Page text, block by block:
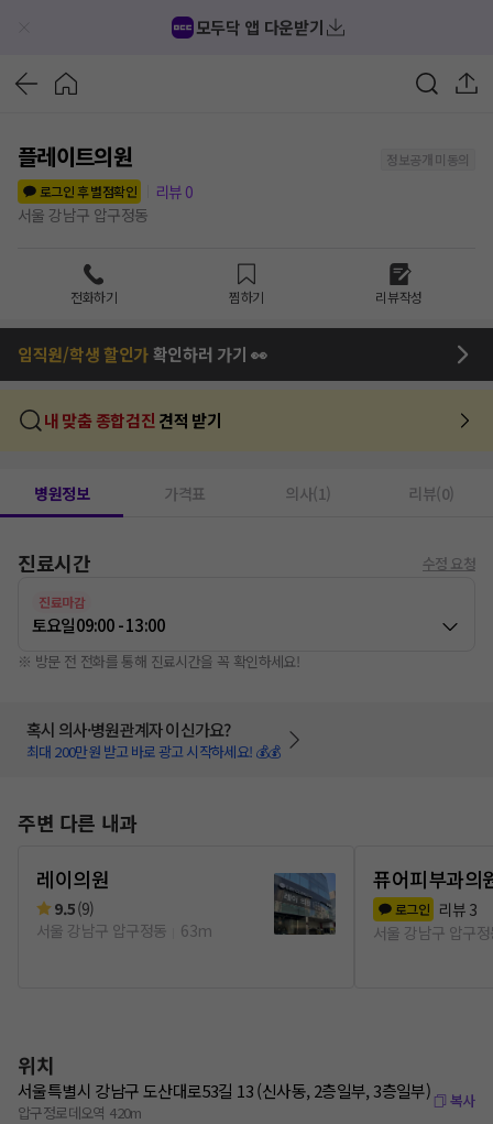
모두닥 앱 다운받기
플레이트의원
정보공개 미동의
로그인 후 별점확인
리뷰 0
서울 강남구 압구정동
전화하기 찜하기 리뷰작성
임직원/학생 할인가확인하러 가기 👀
내 맞춤 종합검진 견적 받기
병원정보 가격표 의사(1) 리뷰(0)
진료시간 수정 요청
진료마감
토요일09:00 - 13:00
※ 방문 전 전화를 통해 진료시간을 꼭 확인하세요!
혹시 의사·병원관계자 이신가요?
최대 200만원 받고 바로 광고 시작하세요! 💰💰
주변 다른 내과
레이의원
9.5(9)
서울 강남구 압구정동
63m
퓨어피부과의
로그인 리뷰 3
서울 강남구 압구
위치
서울특별시 강남구 도산대로53길 13 (신사동, 2층일부, 3층일부)
압구정로데오역 420m
복사